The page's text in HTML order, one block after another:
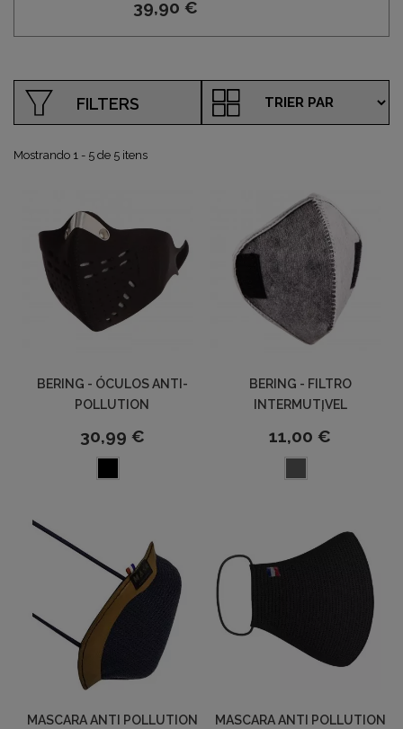
39,90 €
FILTERS
Mostrando 1 - 5 de 5 itens
BERING - ÓCULOS ANTI-
POLLUTION
30,99 €
BERING - FILTRO
INTERMUTĮVEL
11,00 €
MASCARA ANTI POLLUTION
MASCARA ANTI POLLUTION